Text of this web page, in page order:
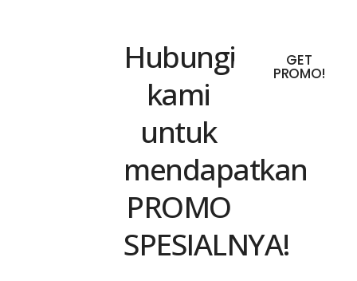
Hubungi
kami
untuk
mendapatkan
PROMO
SPESIALNYA!
GET
PROMO!